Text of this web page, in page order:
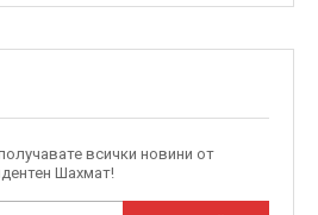
всички новини от
Шахмат!